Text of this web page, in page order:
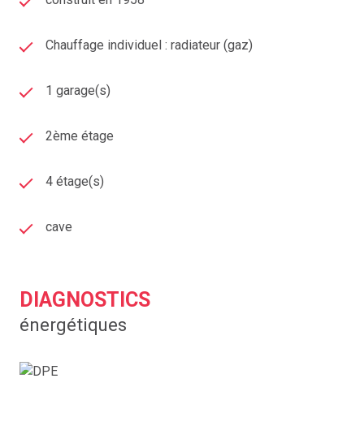
Chauffage individuel : radiateur (gaz)
1 garage(s)
2ème étage
4 étage(s)
cave
DIAGNOSTICS
énergétiques